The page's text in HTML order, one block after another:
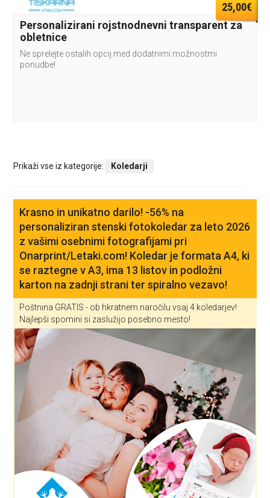
25,00€
Personalizirani rojstnodnevni transparent za
obletnice
Ne sprelejte ostalih opcij med dodatnimi možnostmi
ponudbe!
Prikaži vse iz kategorije: Koledarji
Krasno in unikatno darilo! -56% na
personaliziran stenski fotokoledar za leto 2026
z vašimi osebnimi fotografijami pri
Onarprint/Letaki.com! Koledar je formata A4, ki
se raztegne v A3, ima 13 listov in podložni
karton na zadnji strani ter spiralno vezavo!
Poštnina GRATIS - ob hkratnem naročilu vsaj 4 koledarjev!
Najlepši spomini si zaslužijo posebno mesto!